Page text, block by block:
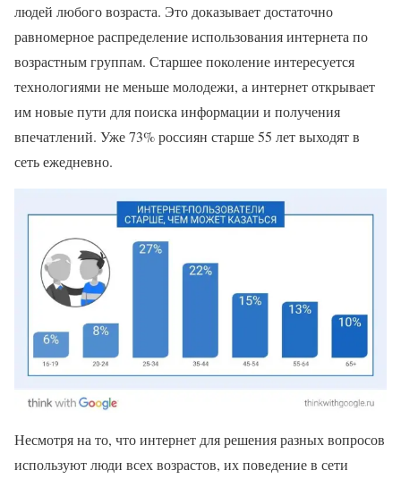
людей любого возраста. Это доказывает достаточно
равномерное распределение использования интернета по
возрастным группам. Старшее поколение интересуется
технологиями не меньше молодежи, а интернет открывает
им новые пути для поиска информации и получения
впечатлений. Уже 73% россиян старше 55 лет выходят в
сеть ежедневно.
Несмотря на то, что интернет для решения разных вопросов
используют люди всех возрастов, их поведение в сети